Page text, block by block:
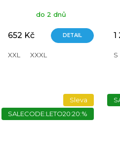
do 2 dnů
652 Kč DETAIL
XXL XXXL
1
S
Sleva
SALECODE:LETO20:20:%